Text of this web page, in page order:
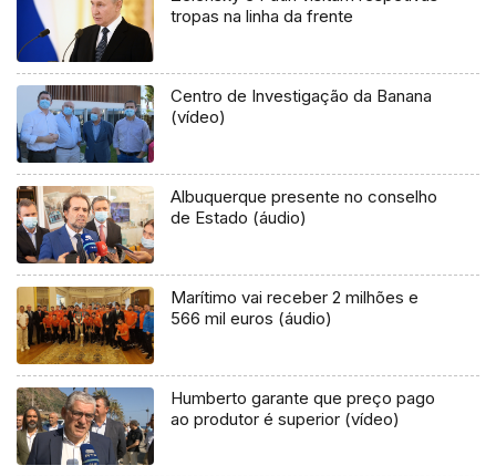
tropas na linha da frente
Centro de Investigação da Banana
(vídeo)
Albuquerque presente no conselho
de Estado (áudio)
Marítimo vai receber 2 milhões e
566 mil euros (áudio)
Humberto garante que preço pago
ao produtor é superior (vídeo)